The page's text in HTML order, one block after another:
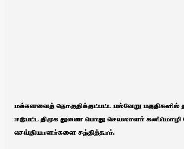
மக்களவைத் தொகுதிக்குட்பட்ட பல்வேறு பகுதிகளில்
ஈடுபட்ட திமுக துணை பொது செயலாளர்
செய்தியாளர்களை சந்தித்தார்.